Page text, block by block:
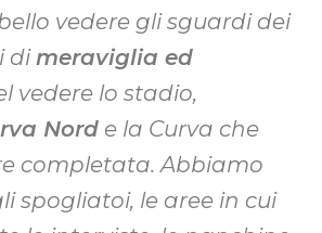
vedere gli sguardi dei
dimeraviglia ed
vedere lo stadio,
Nord e la Curva che
completata. Abbiamo
spogliatoi, le aree in cui